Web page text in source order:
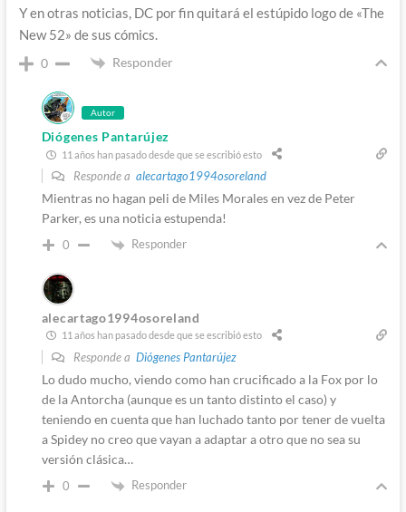
Y en otras noticias, DC por fin quitará el estúpido logo de «The
New 52» de sus cómics.
0 Responder
Autor
Diógenes Pantarújez
11 años han pasado desde que se escribió esto
Responde a alecartago1994osoreland
Mientras no hagan peli de Miles Morales en vez de Peter
Parker, es una noticia estupenda!
0 Responder
alecartago1994osoreland
11 años han pasado desde que se escribió esto
Responde a Diógenes Pantarújez
Lo dudo mucho, viendo como han crucificado a la Fox por lo
de la Antorcha (aunque es un tanto distinto el caso) y
teniendo en cuenta que han luchado tanto por tener de vuelta
a Spidey no creo que vayan a adaptar a otro que no sea su
versión clásica…
0 Responder